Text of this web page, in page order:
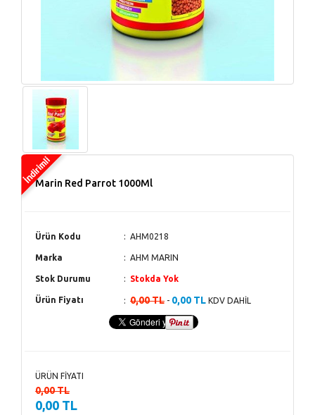
Marin Red Parrot 1000Ml
Ürün Kodu AHM0218
Marka AHM MARIN
Stok Durumu Stokda Yok
Ürün Fiyatı 0,00 TL - 0,00 TL KDV DAHİL
ÜRÜN FİYATI
0,00 TL
0,00 TL